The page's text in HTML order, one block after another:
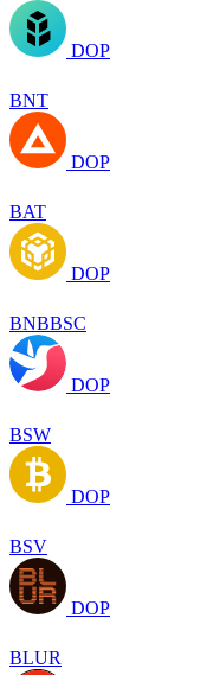
DOP
BNT
DOP
BAT
DOP
BNBBSC
DOP
BSW
DOP
BSV
DOP
BLUR